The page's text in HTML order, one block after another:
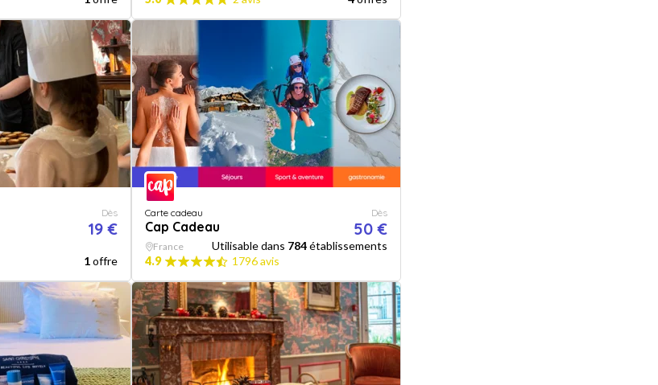
Dès
19 €
1offre
Carte cadeau
Cap Cadeau
Dès
50 €
France Utilisable dans 784établissements
4.9
1796 avis